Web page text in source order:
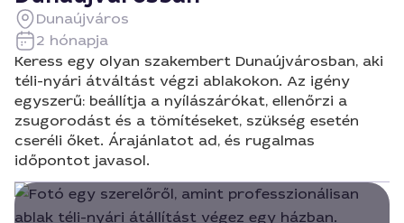
Dunaújváros
2 hónapja
Keress egy olyan szakembert Dunaújvárosban, aki
téli-nyári átváltást végzi ablakokon. Az igény
egyszerű: beállítja a nyílászárókat, ellenőrzi a
zsugorodást és a tömítéseket, szükség esetén
cseréli őket. Árajánlatot ad, és rugalmas
időpontot javasol.